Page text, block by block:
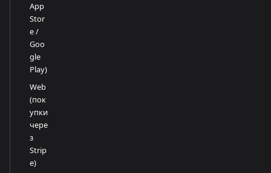
App
Stor
e /
Goo
gle
Play)
Web
(пок
упки
чере
з
Strip
e)